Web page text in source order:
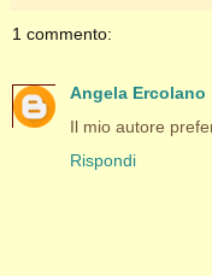
1 commento:
Angela Ercolano
Il mio autore
Rispondi